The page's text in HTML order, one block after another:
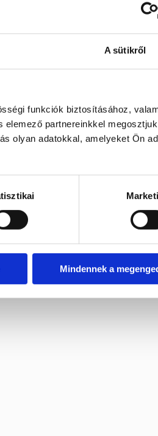
A sütikről
funkciók biztosításához,
partnereinkkel
olyan adatokkal, amelyeket Ön
Mindennek a